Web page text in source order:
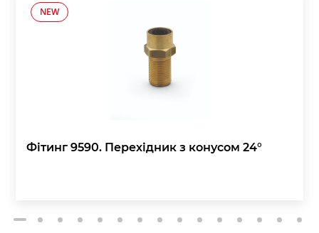
NEW
Фітинг 9590. Перехідник з конусом 24°
2 3 4 5 6 7 8 9 10 11 12 13 14 15